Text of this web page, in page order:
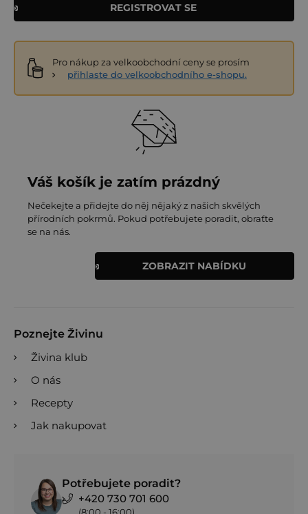
REGISTROVAT SE
Pro nákup za velkoobchodní ceny se prosím
přihlaste do velkoobchodního e-shopu.
Váš košík je zatím prázdný
Nečekejte a přidejte do něj nějaký z našich skvělých
přírodních pokrmů. Pokud potřebujete poradit, obraťte
se na nás.
ZOBRAZIT NABÍDKU
Poznejte Živinu
Živina klub
O nás
Recepty
Jak nakupovat
Potřebujete poradit?
+420 730 701 600
(8:00 - 16:00)